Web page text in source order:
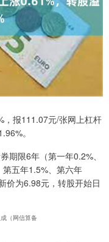
，报111.07元/张网上杠杆
。
期限6年（第一年0.2%、
五年1.5%、第六年
价为6.98元，转股开始日
（网信算备